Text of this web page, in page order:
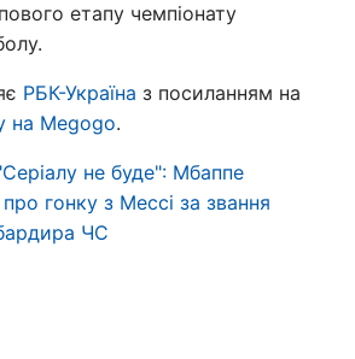
етапу чемпіонату
РБК-Україна з посиланням на
на Megogo.
не буде": Мбаппе
гонку з Мессі за звання
ЧС